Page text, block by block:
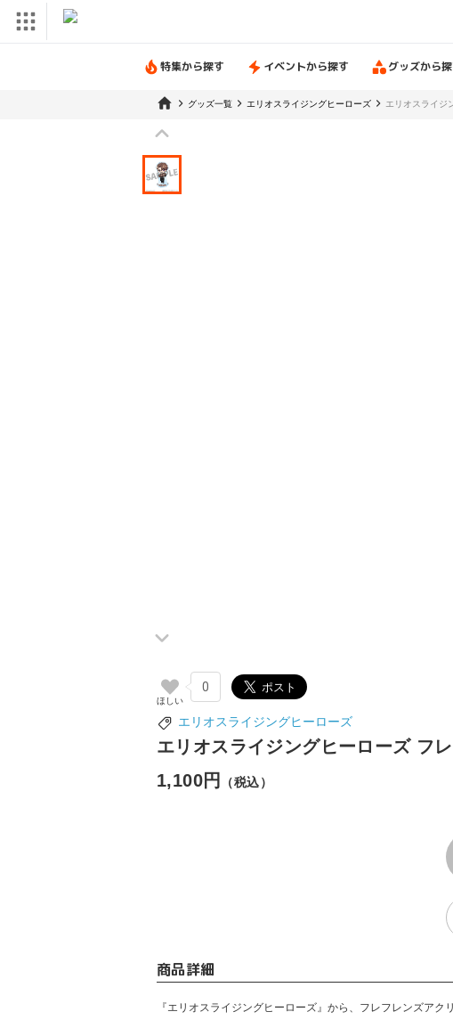
特集から探す イベントから探す グッズから
グッズ一覧 エリオスライジングヒーローズ エリオスライジ
0
エリオスライジングヒーローズ
エリオスライジングヒーローズ フ
1,100円
（税込）
商品詳細
『エリオスライジングヒーローズ』から、フレフレンズアク